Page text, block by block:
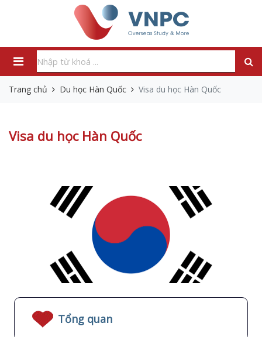
Trang chủ Du học Hàn Quốc Visa du học Hàn Quốc
Visa du học Hàn Quốc
Tổng quan